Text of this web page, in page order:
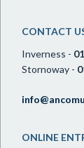
CONTACT
Inverness -
Stornoway -
ONLINE